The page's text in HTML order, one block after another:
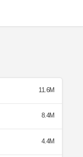
11.6M
8.4M
4.4M